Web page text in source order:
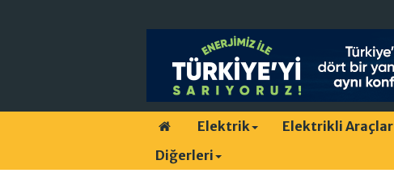
Elektrik Elektrikli Araçlar
Diğerleri